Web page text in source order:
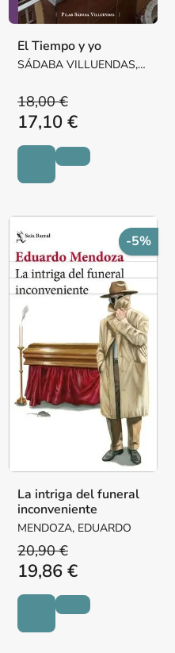
El Tiempo y yo
SÁDABA VILLUENDAS,
18,00 €
17,10 €
-5%
La intriga del funeral
inconveniente
MENDOZA, EDUARDO
20,90 €
19,86 €